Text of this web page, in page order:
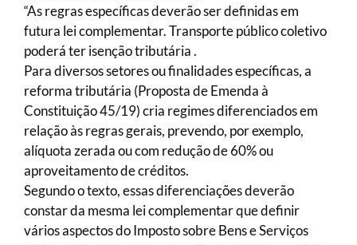
“As regras específicas deverão ser definidas em
futura lei complementar. Transporte público coletivo
poderá ter isenção tributária .
Para diversos setores ou finalidades específicas, a
reforma tributária (Proposta de Emenda à
Constituição 45/19) cria regimes diferenciados em
relação às regras gerais, prevendo, por exemplo,
alíquota zerada ou com redução de 60% ou
aproveitamento de créditos.
Segundo o texto, essas diferenciações deverão
constar da mesma lei complementar que definir
vários aspectos do Imposto sobre Bens e Serviços